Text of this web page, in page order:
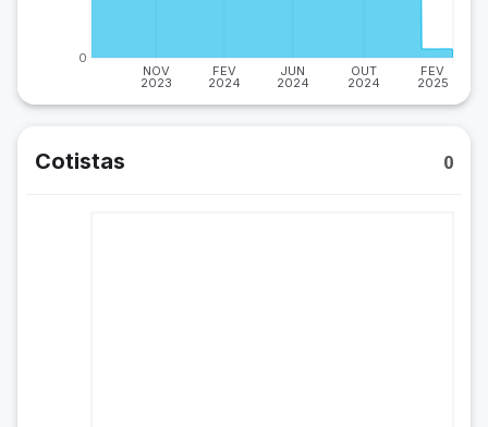
NOV
2023
FEV
2024
JUN
2024
OUT
2024
FEV
2025
0
Cotistas 0